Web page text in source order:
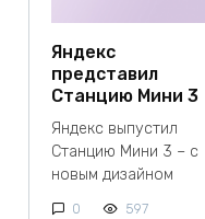
Яндекс
представил
Станцию Мини 3
Яндекс выпустил
Станцию Мини 3 – с
новым дизайном
0 597